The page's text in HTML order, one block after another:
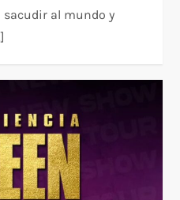
sacudir al mundo y